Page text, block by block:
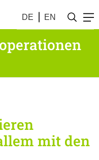
DE EN
mit den